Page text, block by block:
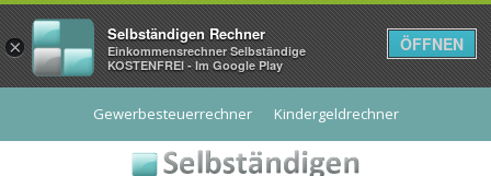
Gewerbesteuerrechner Kindergeldrechner
×
Selbständigen Rechner
Einkommensrechner Selbständige
KOSTENFREI - Im Google Play
ÖFFNEN